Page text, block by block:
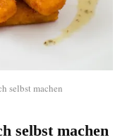
selbst machen
selbst machen